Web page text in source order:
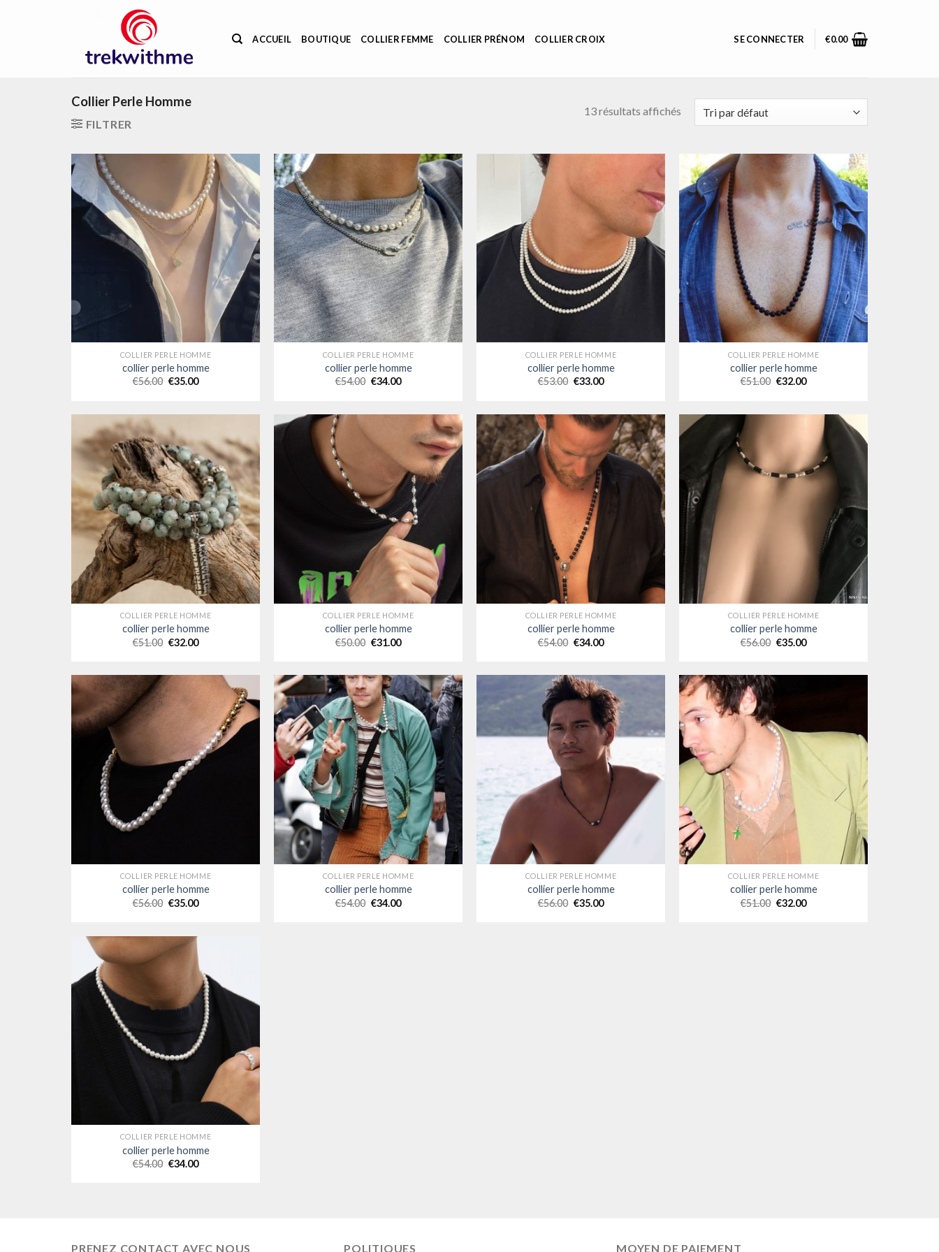
ACCUEIL BOUTIQUE COLLIER FEMME COLLIER PRÉNOM COLLIER CROIX SE CONNECTER €0.00
Collier Perle Homme
FILTRER
13 résultats affichés
COLLIER PERLE HOMME
collier perle homme
€56.00 €35.00
COLLIER PERLE HOMME
collier perle homme
€54.00 €34.00
COLLIER PERLE HOMME
collier perle homme
€53.00 €33.00
COLLIER PERLE HOMME
collier perle homme
€51.00 €32.00
COLLIER PERLE HOMME
collier perle homme
€51.00 €32.00
COLLIER PERLE HOMME
collier perle homme
€50.00 €31.00
COLLIER PERLE HOMME
collier perle homme
€54.00 €34.00
COLLIER PERLE HOMME
collier perle homme
€56.00 €35.00
COLLIER PERLE HOMME
collier perle homme
€56.00 €35.00
COLLIER PERLE HOMME
collier perle homme
€54.00 €34.00
COLLIER PERLE HOMME
collier perle homme
€56.00 €35.00
COLLIER PERLE HOMME
collier perle homme
€51.00 €32.00
COLLIER PERLE HOMME
collier perle homme
€54.00 €34.00
PRENEZ CONTACT AVEC NOUS POLITIQUES MOYEN DE PAIEMENT